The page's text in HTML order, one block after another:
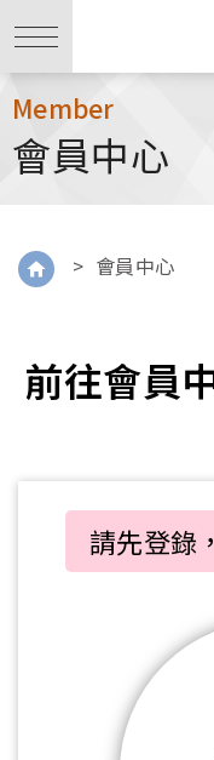
Member
會員中心
> 會員中心
前往會員
請先登錄